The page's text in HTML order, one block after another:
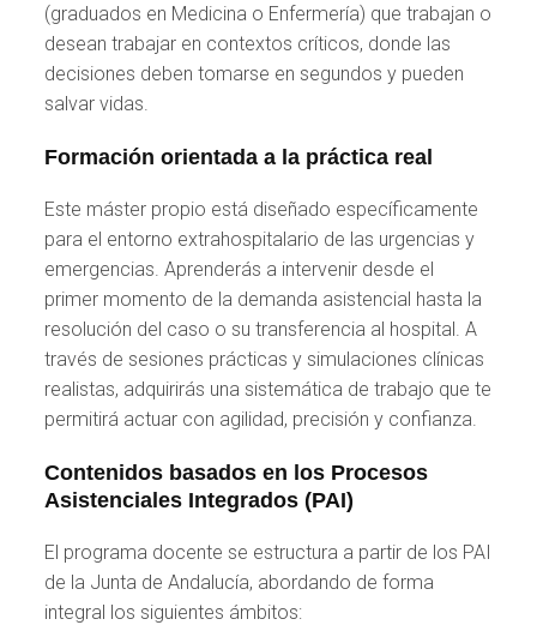
(graduados en Medicina o Enfermería) que trabajan o
desean trabajar en contextos críticos, donde las
decisiones deben tomarse en segundos y pueden
salvar vidas.
Formación orientada a la práctica real
Este máster propio está diseñado específicamente
para el entorno extrahospitalario de las urgencias y
emergencias. Aprenderás a intervenir desde el
primer momento de la demanda asistencial hasta la
resolución del caso o su transferencia al hospital. A
través de sesiones prácticas y simulaciones clínicas
realistas, adquirirás una sistemática de trabajo que te
permitirá actuar con agilidad, precisión y confianza.
Contenidos basados en los Procesos
Asistenciales Integrados (PAI)
El programa docente se estructura a partir de los PAI
de la Junta de Andalucía, abordando de forma
integral los siguientes ámbitos: